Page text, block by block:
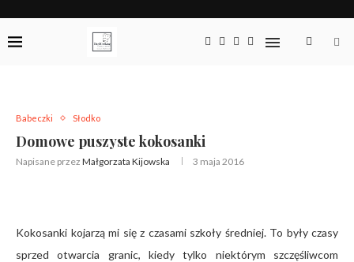
Babeczki Słodko
Domowe puszyste kokosanki
Napisane przez Małgorzata Kijowska 3 maja 2016
Kokosanki kojarzą mi się z czasami szkoły średniej. To były czasy
sprzed otwarcia granic, kiedy tylko niektórym szczęśliwcom